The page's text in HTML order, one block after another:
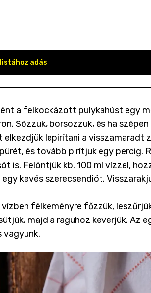
adás
a felkockázott pulykahúst egy
Sózzuk, borsozzuk, és ha
lepirítani a visszamaradt
és tovább pirítjuk egy percig.
is. Felöntjük kb. 100 ml vízzel,
kevés szerecsendiót.
félkeményre főzzük,
majd a raguhoz keverjük. Az
vagyunk.